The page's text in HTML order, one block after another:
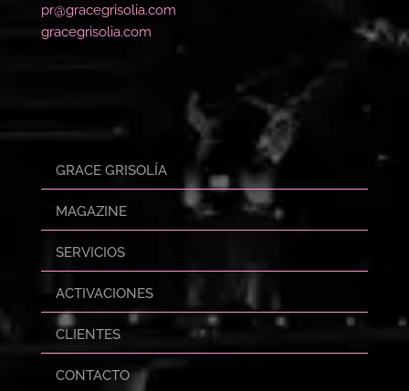
pr@gracegrisolia.com
gracegrisolia.com
GRACE GRISOLÍA
MAGAZINE
SERVICIOS
ACTIVACIONES
CLIENTES
CONTACTO